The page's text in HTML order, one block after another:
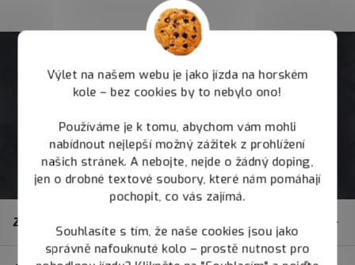
Výlet na našem webu je jako jízda na horském
kole – bez cookies by to nebylo ono!
Používáme je k tomu, abychom vám mohli
nabídnout nejlepší možný zážitek z prohlížení
našich stránek. A nebojte, nejde o žádný doping,
jen o drobné textové soubory, které nám pomáhají
pochopit, co vás zajímá.
Souhlasíte s tím, že naše cookies jsou jako
správně nafouknuté kolo – prostě nutnost pro
Zákaznický servis